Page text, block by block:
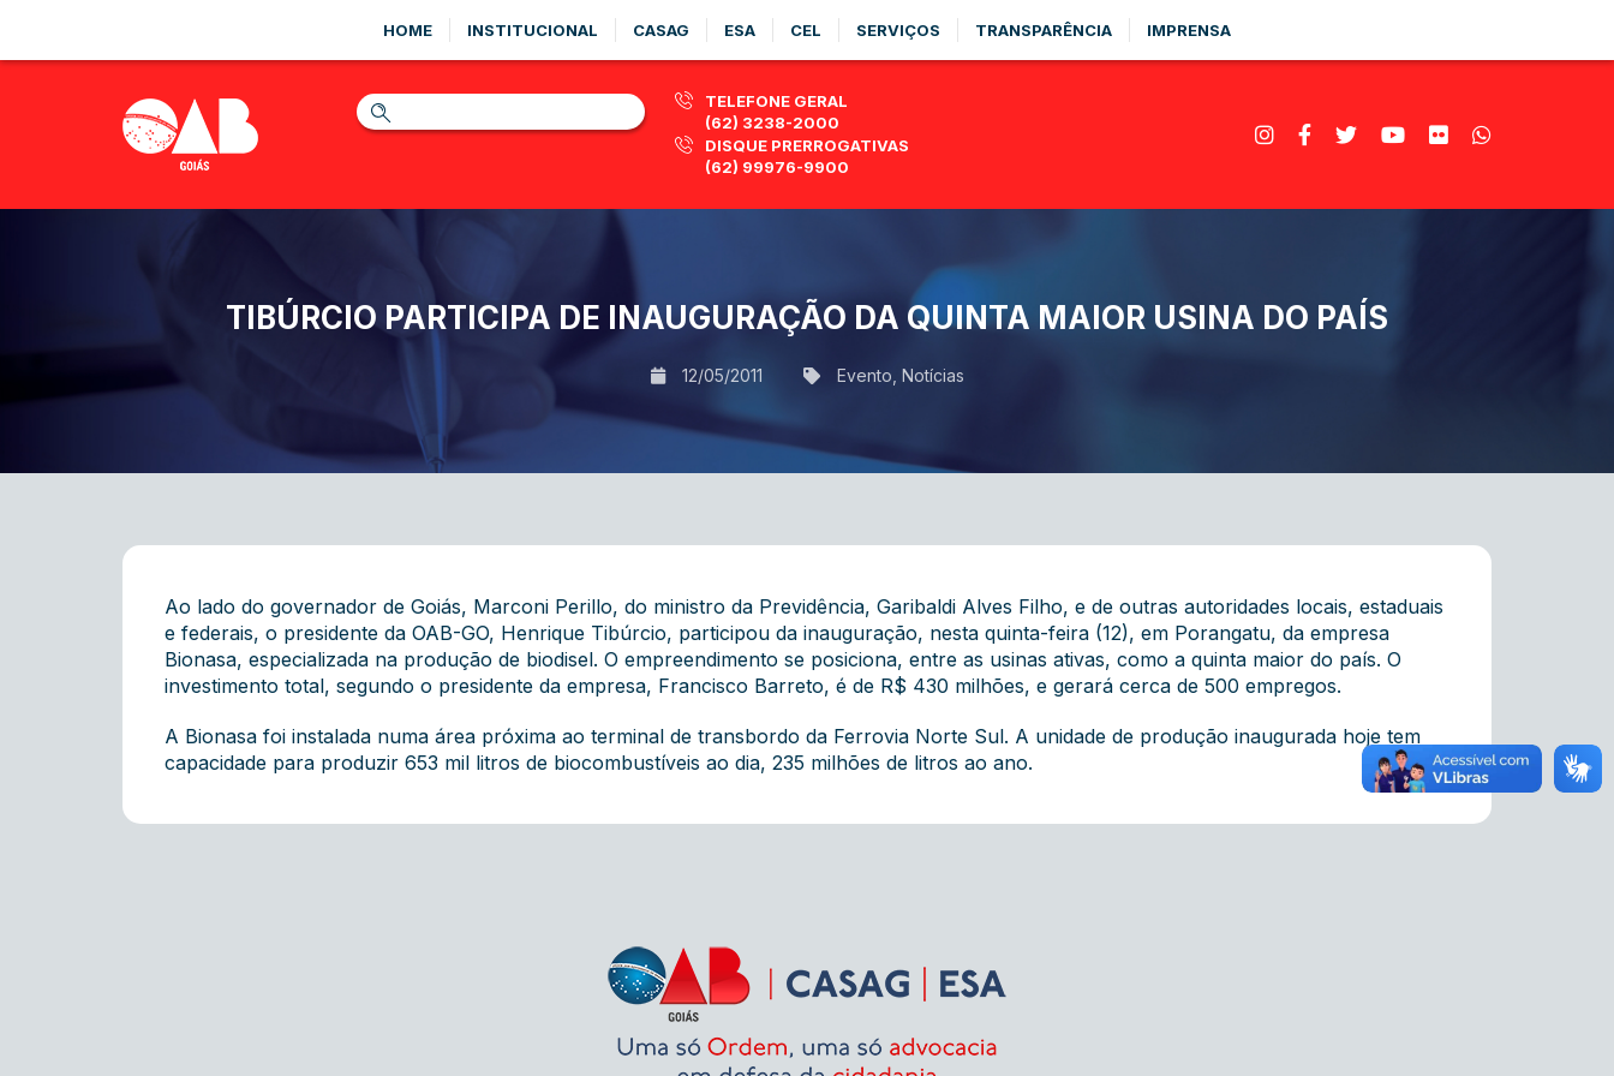
HOME INSTITUCIONAL CASAG ESA CEL SERVIÇOS TRANSPARÊNCIA IMPRENSA
TELEFONE GERAL
(62) 3238-2000
DISQUE PRERROGATIVAS
(62) 99976-9900
TIBÚRCIO PARTICIPA DE INAUGURAÇÃO DA QUINTA MAIOR USINA DO PAÍS
12/05/2011 Evento Notícias
Ao lado do governador de Goiás, Marconi Perillo, do ministro da Previdência, Garibaldi Alves Filho, e de outras autoridades locais, estaduais
e federais, o presidente da OAB-GO, Henrique Tibúrcio, participou da inauguração, nesta quinta-feira (12), em Porangatu, da empresa
Bionasa, especializada na produção de biodisel. O empreendimento se posiciona, entre as usinas ativas, como a quinta maior do país. O
investimento total, segundo o presidente da empresa, Francisco Barreto, é de R$ 430 milhões, e gerará cerca de 500 empregos.
A Bionasa foi instalada numa área próxima ao terminal de transbordo da Ferrovia Norte Sul. A unidade de produção inaugurada hoje tem
capacidade para produzir 653 mil litros de biocombustíveis ao dia, 235 milhões de litros ao ano.